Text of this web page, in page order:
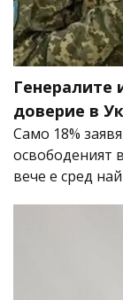
Генералите
доверие в
Само 18%
освободеният
вече е сред